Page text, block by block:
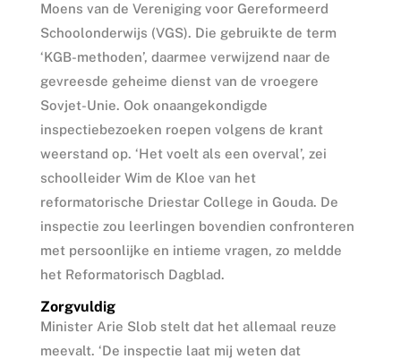
Moens van de Vereniging voor Gereformeerd
Schoolonderwijs (VGS). Die gebruikte de term
‘KGB-methoden’, daarmee verwijzend naar de
gevreesde geheime dienst van de vroegere
Sovjet-Unie. Ook onaangekondigde
inspectiebezoeken roepen volgens de krant
weerstand op. ‘Het voelt als een overval’, zei
schoolleider Wim de Kloe van het
reformatorische Driestar College in Gouda. De
inspectie zou leerlingen bovendien confronteren
met persoonlijke en intieme vragen, zo meldde
het Reformatorisch Dagblad.
Zorgvuldig
Minister Arie Slob stelt dat het allemaal reuze
meevalt. ‘De inspectie laat mij weten dat